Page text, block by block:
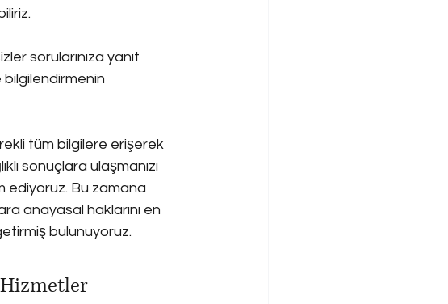
sorularınıza yanıt
bilgilendirmenin
tüm bilgilere erişerek
sonuçlara ulaşmanızı
ediyoruz. Bu zamana
anayasal haklarını en
bulunuyoruz.